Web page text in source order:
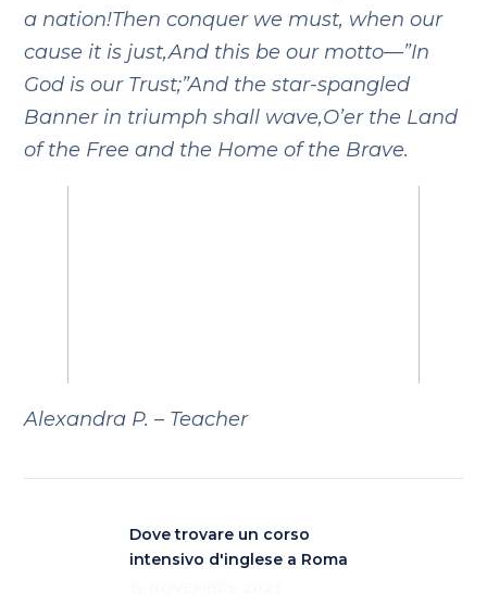
a nation!Then conquer we must, when our
cause it is just,And this be our motto—”In
God is our Trust;”⁠And the star-spangled
Banner in triumph shall wave,O’er the Land
of the Free and the Home of the Brave.
Alexandra P. – Teacher
Dove trovare un corso
intensivo d'inglese a Roma